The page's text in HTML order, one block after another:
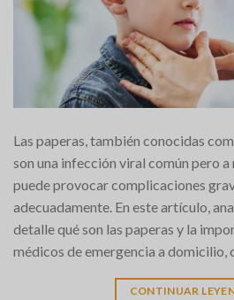
Las paperas, también conocidas
son una infección viral común pero
puede provocar complicaciones
adecuadamente. En este artículo,
detalle qué son las paperas y la
médicos de emergencia a domicilio,
CONTINUAR